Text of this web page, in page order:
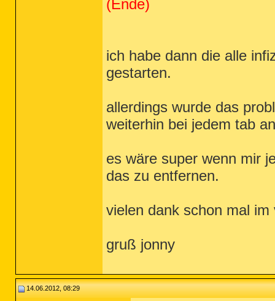
(Ende)
ich habe dann die alle
gestarten.
allerdings wurde das
weiterhin bei jedem tab
es wäre super wenn mir
das zu entfernen.
vielen dank schon mal im
gruß jonny
14.06.2012, 08:29